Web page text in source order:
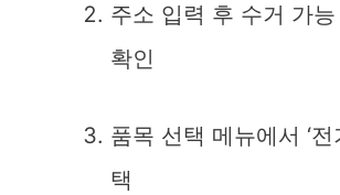
주소 입력 후 수거 가능
확인
품목 선택 메뉴에서 ‘전
택